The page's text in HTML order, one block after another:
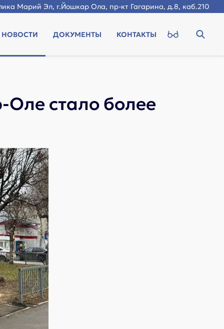
Марий Эл, г.Йошкар Ола, пр-кт Гагарина, д.8, каб.210
НОВОСТИ ДОКУМЕНТЫ КОНТАКТЫ
стало более